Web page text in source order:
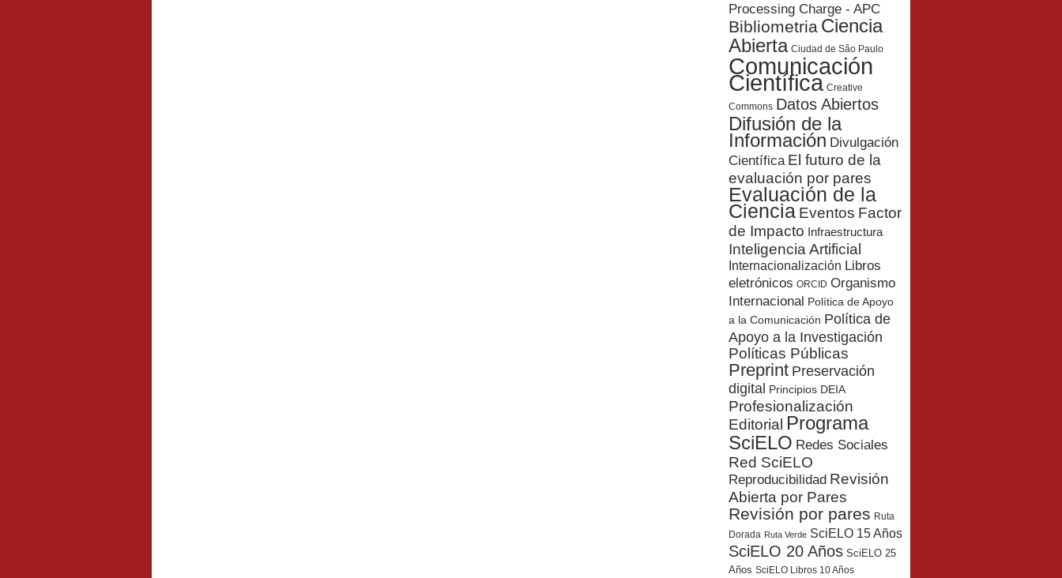
Processing Charge - APC
Bibliometria Ciencia
Abierta Ciudad de São Paulo
Comunicación
Científica Creative
Commons Datos Abiertos
Difusión de la
Información Divulgación
Científica El futuro de la
evaluación por pares
Evaluación de la
Ciencia Eventos Factor
de Impacto Infraestructura
Inteligencia Artificial
Internacionalización Libros
eletrónicos ORCID Organismo
Internacional Política de Apoyo
a la Comunicación Política de
Apoyo a la Investigación
Políticas Públicas
Preprint Preservación
digital Principios DEIA
Profesionalización
Editorial Programa
SciELO Redes Sociales
Red SciELO
Reproducibilidad Revisión
Abierta por Pares
Revisión por pares Ruta
Dorada Ruta Verde SciELO 15 Años
SciELO 20 Años SciELO 25
Años SciELO Libros 10 Años